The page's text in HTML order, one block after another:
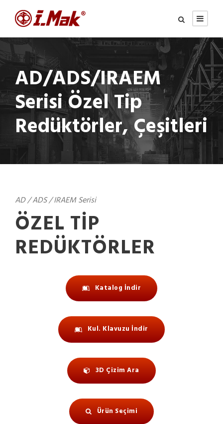
AD/ADS/IRAEM
Serisi Özel Tip
Redüktörler, Çeşitleri
AD / ADS / IRAEM Serisi
ÖZEL TIP
REDÜKTÖRLER
Katalog İndir
Kul. Klavuzu İndir
3D Çizim Ara
Ürün Seçimi